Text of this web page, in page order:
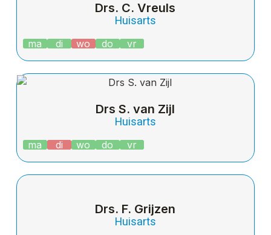
Drs. C. Vreuls
Huisarts
ma di wo do vr
Drs S. van Zijl
Huisarts
ma di wo do vr
Drs. F. Grijzen
Huisarts